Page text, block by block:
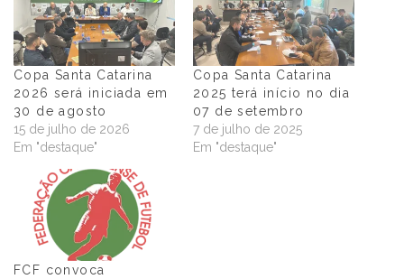
Copa Santa Catarina
2026 será iniciada em
30 de agosto
15 de julho de 2026
Em "destaque"
Copa Santa Catarina
2025 terá início no dia
07 de setembro
7 de julho de 2025
Em "destaque"
FCF convoca